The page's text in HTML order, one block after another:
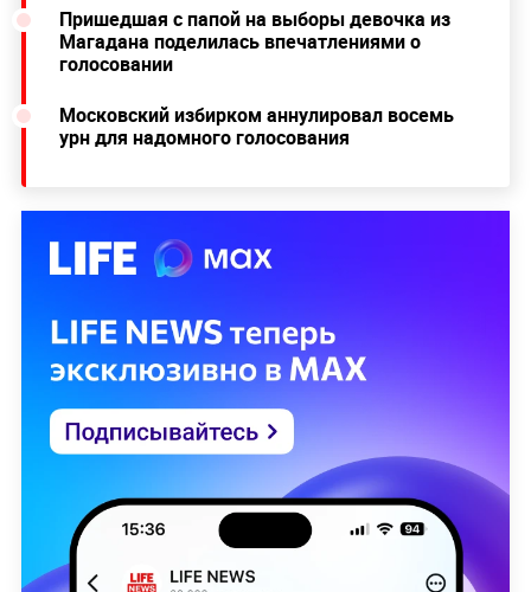
Пришедшая с папой на выборы девочка из
Магадана поделилась впечатлениями о
голосовании
Московский избирком аннулировал восемь
урн для надомного голосования